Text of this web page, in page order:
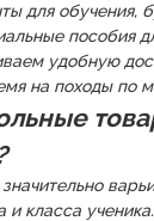
для обучения,
пособия
удобную
на походы по
и класса